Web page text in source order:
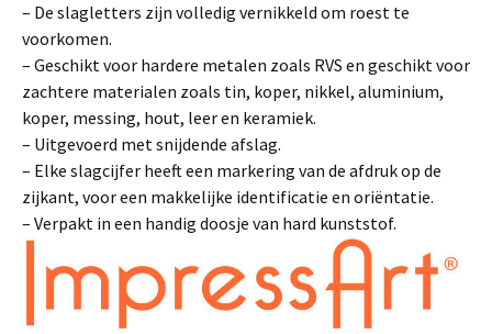
– De slagletters zijn volledig vernikkeld om roest te
voorkomen.
– Geschikt voor hardere metalen zoals RVS en geschikt voor
zachtere materialen zoals tin, koper, nikkel, aluminium,
koper, messing, hout, leer en keramiek.
– Uitgevoerd met snijdende afslag.
– Elke slagcijfer heeft een markering van de afdruk op de
zijkant, voor een makkelijke identificatie en oriëntatie.
– Verpakt in een handig doosje van hard kunststof.